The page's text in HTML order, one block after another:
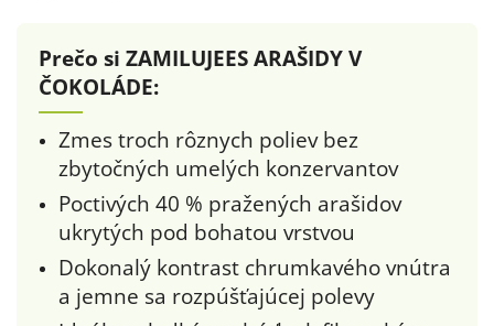
Prečo si ZAMILUJEES ARAŠIDY V
ČOKOLÁDE:
Zmes troch rôznych poliev bez
zbytočných umelých konzervantov
Poctivých 40 % pražených arašidov
ukrytých pod bohatou vrstvou
Dokonalý kontrast chrumkavého vnútra
a jemne sa rozpúšťajúcej polevy